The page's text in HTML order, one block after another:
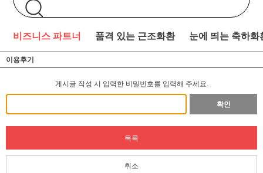
비즈니스 파트너 품격 있는 근조화환 눈에 띄는 축하화
이용후기
게시글 작성 시 입력한 비밀번호를 입력해 주세요.
확인
목록
취소